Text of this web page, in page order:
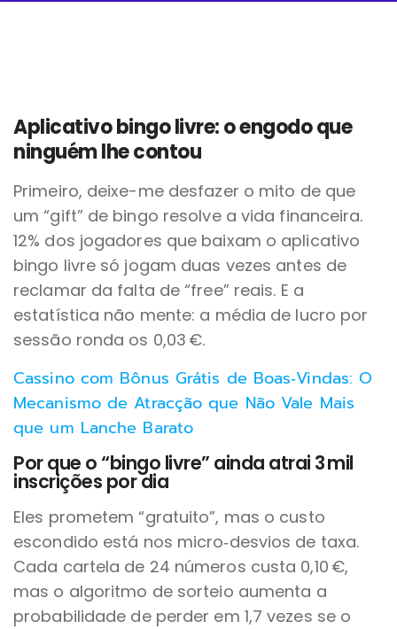
Aplicativo bingo livre: o engodo que
ninguém lhe contou
Primeiro, deixe-me desfazer o mito de que
um “gift” de bingo resolve a vida financeira.
12% dos jogadores que baixam o aplicativo
bingo livre só jogam duas vezes antes de
reclamar da falta de “free” reais. E a
estatística não mente: a média de lucro por
sessão ronda os 0,03 €.
Cassino com Bônus Grátis de Boas‑Vindas: O
Mecanismo de Atracção que Não Vale Mais
que um Lanche Barato
Por que o “bingo livre” ainda atrai 3 mil
inscrições por dia
Eles prometem “gratuito”, mas o custo
escondido está nos micro‑desvios de taxa.
Cada cartela de 24 números custa 0,10 €,
mas o algoritmo de sorteio aumenta a
probabilidade de perder em 1,7 vezes se o